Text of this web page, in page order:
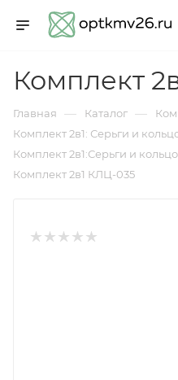
Комплект
Главная — Каталог —
Комплект 2в1: Серьги и
Комплект 2в1:Серьги и
Комплект 2в1 КЛЦ-035